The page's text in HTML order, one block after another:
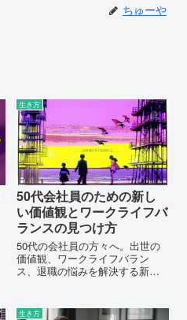
ちゅーや
生き方
50代会社員のための新し
い価値観とワークライフバ
ランスの見つけ方
50代の会社員の方々へ。出世の
価値観、ワークライフバラン
ス、退職の悩みを解決する新た
トが満載です。
生き方